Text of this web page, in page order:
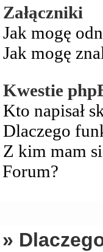
Załączniki
Jak mogę
Jak mogę
Kwestie
Kto napisał
Dlaczego
Z kim mam
Forum?
»